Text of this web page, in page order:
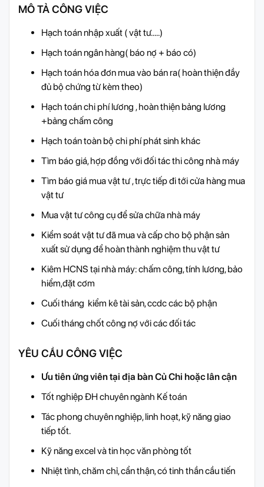
MÔ TẢ CÔNG VIỆC
Hạch toán nhập xuất ( vật tư…..)
Hạch toán ngân hàng( báo nợ + báo có)
Hạch toán hóa đơn mua vào bán ra( hoàn thiện đầy
đủ bộ chứng từ kèm theo)
Hạch toán chi phí lương , hoàn thiện bảng lương
+bảng chấm công
Hạch toán toàn bộ chi phí phát sinh khác
Tìm báo giá, hợp đồng với đối tác thi công nhà máy
Tìm báo giá mua vật tư , trực tiếp đi tới cửa hàng mua
vật tư
Mua vật tư công cụ để sửa chữa nhà máy
Kiểm soát vật tư đã mua và cấp cho bộ phận sản
xuất sử dụng để hoàn thành nghiệm thu vật tư
Kiêm HCNS tại nhà máy: chấm công, tính lương, bảo
hiểm,đặt cơm
Cuối tháng kiểm kê tài sản, ccdc các bộ phận
Cuối tháng chốt công nợ với các đối tác
YÊU CẦU CÔNG VIỆC
Ưu tiên ứng viên tại địa bàn Củ Chi hoặc lân cận
Tốt nghiệp ĐH chuyên ngành Kế toán
Tác phong chuyên nghiệp, linh hoạt, kỹ năng giao
tiếp tốt.
Kỹ năng excel và tin học văn phòng tốt
Nhiệt tình, chăm chỉ, cẩn thận, có tinh thần cầu tiến